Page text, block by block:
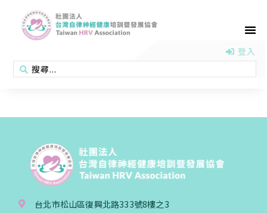
登入
台北市松山區復興北路333號8樓之3